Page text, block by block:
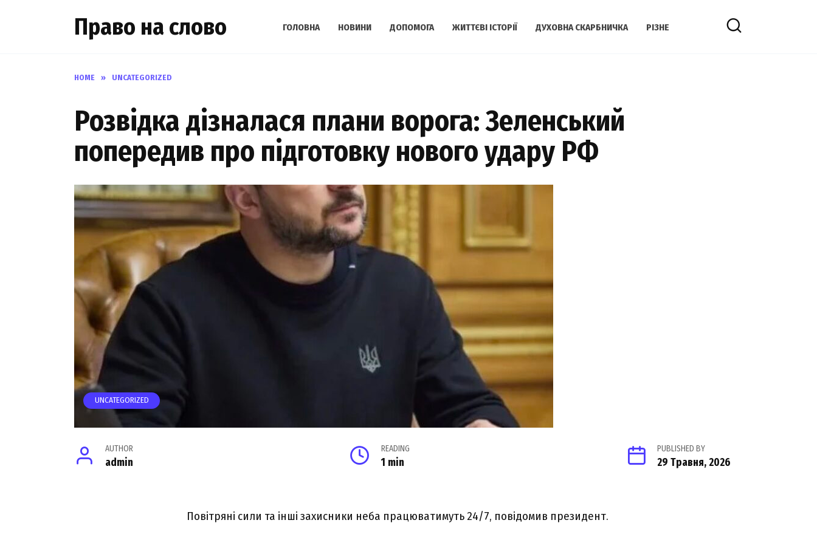
Право на слово ГОЛОВНА НОВИНИ ДОПОМОГА ЖИТТЄВІ ІСТОРІЇ ДУХОВНА СКАРБНИЧКА РІЗНЕ
HOME » UNCATEGORIZED
Розвідка дізналася плани ворога: Зеленський
попередив про підготовку нового удару РФ
UNCATEGORIZED
AUTHOR
admin
READING
1 min
PUBLISHED BY
29 Травня, 2026
Повітряні сили та інші захисники неба працюватимуть 24/7, повідомив президент.